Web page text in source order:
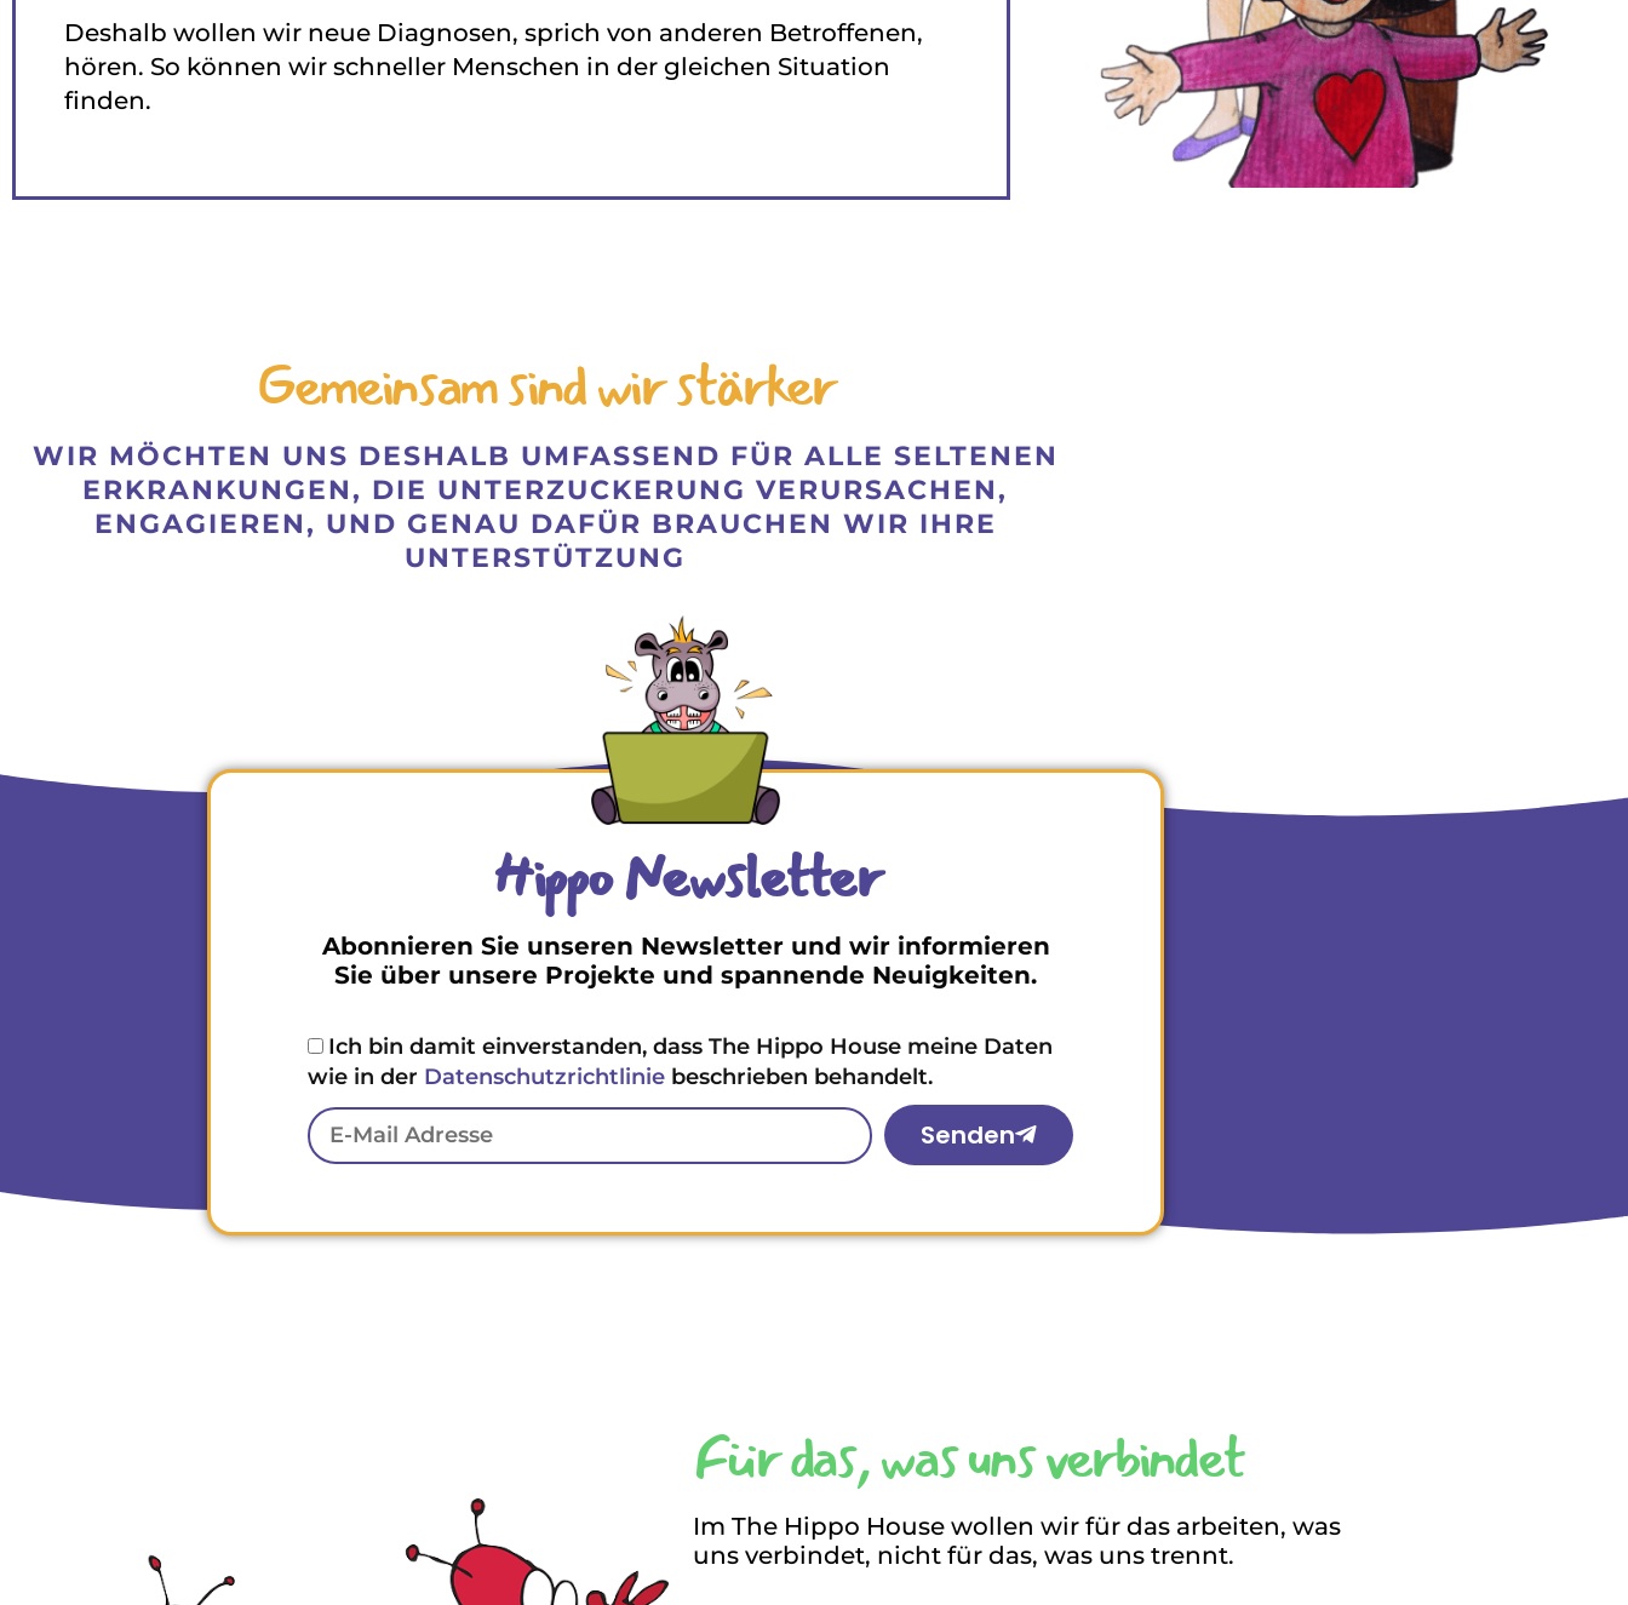
Deshalb wollen wir neue Diagnosen, sprich von anderen Betroffenen,
hören. So können wir schneller Menschen in der gleichen Situation
finden.
Gemeinsam sind wir stärker
WIR MÖCHTEN UNS DESHALB UMFASSEND FÜR ALLE SELTENEN
ERKRANKUNGEN, DIE UNTERZUCKERUNG VERURSACHEN,
ENGAGIEREN, UND GENAU DAFÜR BRAUCHEN WIR IHRE
UNTERSTÜTZUNG
Hippo Newsletter
Abonnieren Sie unseren Newsletter und wir informieren
Sie über unsere Projekte und spannende Neuigkeiten.
Ich bin damit einverstanden, dass The Hippo House meine Daten
wie in der Datenschutzrichtlinie beschrieben behandelt.
Senden
Für das, was uns verbindet
Im The Hippo House wollen wir für das arbeiten, was
uns verbindet, nicht für das, was uns trennt.